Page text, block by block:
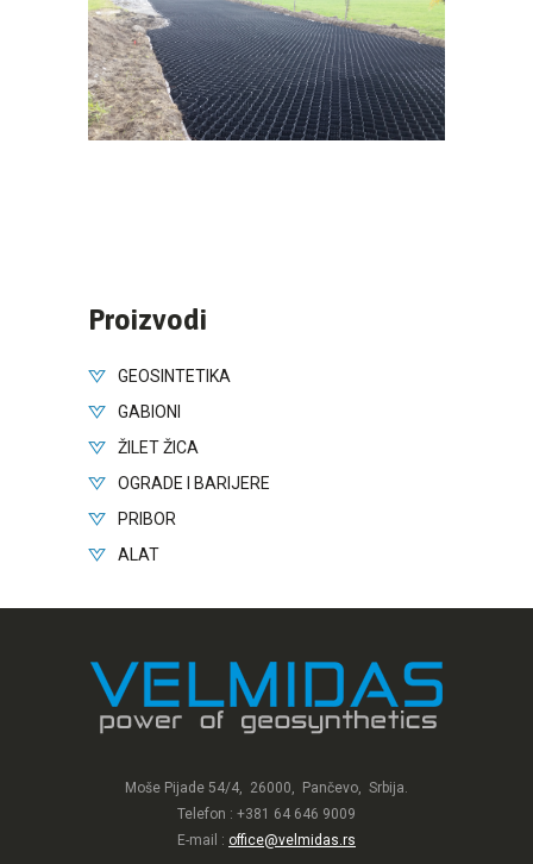
Proizvodi
GEOSINTETIKA
GABIONI
ŽILET ŽICA
OGRADE I BARIJERE
PRIBOR
ALAT
Moše Pijade 54/4, 26000, Pančevo, Srbija.
Telefon : +381 64 646 9009
E-mail : office@velmidas.rs